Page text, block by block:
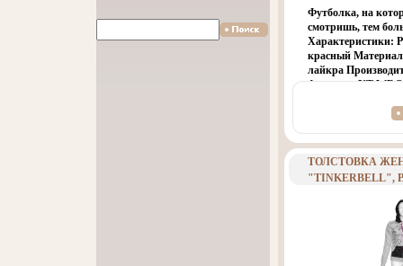
Футболка, на
смотришь, тем
Характеристики:
красный
лайкра
Артикул: YT-
ТОЛСТОВКА
"TINKERBELL",
АРТИКУЛ: